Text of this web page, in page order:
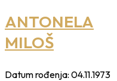
ANTONELA
MILOŠ
Datum rođenja: 04.11.1973